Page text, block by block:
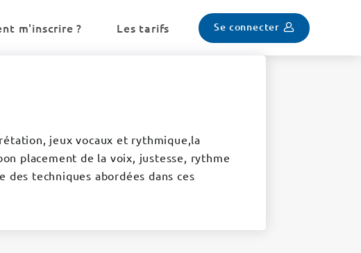
m'inscrire ? Les tarifs Se connecter
jeux vocaux et rythmique,la
placement de la voix, justesse, rythme
techniques abordées dans ces